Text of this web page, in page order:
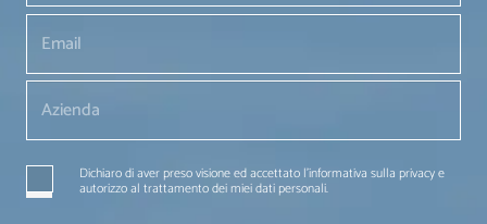
Dichiaro di aver preso visione ed accettato l'informativa sulla privacy e
autorizzo al trattamento dei miei dati personali.